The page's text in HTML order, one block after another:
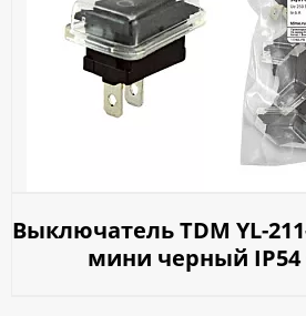
Выключатель TDM YL-
мини черный IP54